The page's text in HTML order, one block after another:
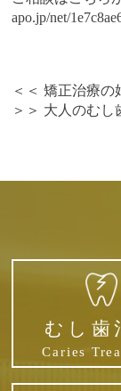
apo.jp/net/
ナ
シ
＜＜ 矯正治療の
＞＞ 大人のむし
むし歯
Caries